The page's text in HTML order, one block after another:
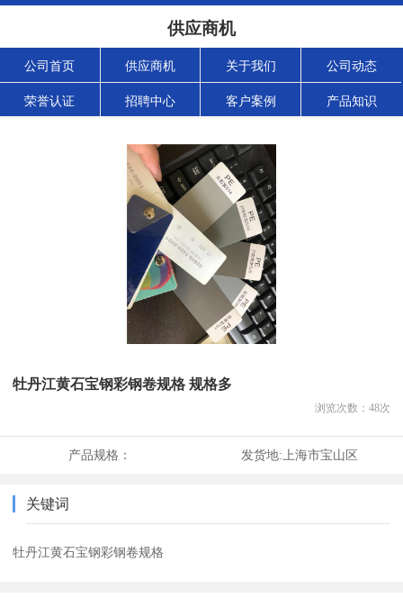
供应商机
公司首页 供应商机 关于我们 公司动态
荣誉认证 招聘中心 客户案例 产品知识
牡丹江黄石宝钢彩钢卷规格 规格多
浏览次数： 48次
产品规格： 发货地: 上海市宝山区
关键词
牡丹江黄石宝钢彩钢卷规格